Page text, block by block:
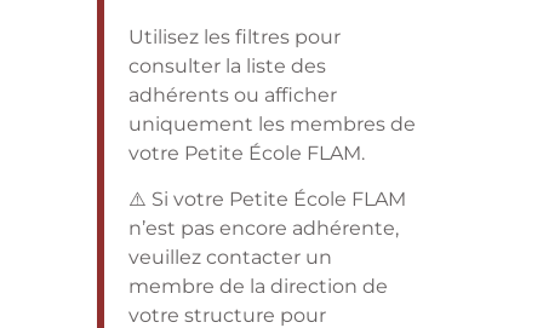
Utilisez les filtres pour
consulter la liste des
adhérents ou afficher
uniquement les membres de
votre Petite École FLAM.
⚠️ Si votre Petite École FLAM
n’est pas encore adhérente,
veuillez contacter un
membre de la direction de
votre structure pour